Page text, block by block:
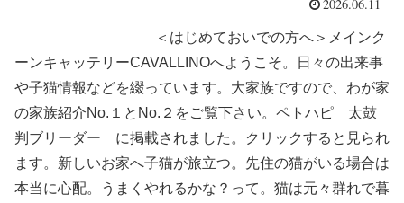
2026.06.11
＜はじめておいでの方へ＞メインク
ーンキャッテリーCAVALLINOへようこそ。日々の出来事
や子猫情報などを綴っています。大家族ですので、わが家
の家族紹介No.１とNo.２をご覧下さい。ペトハピ 太鼓
判ブリーダー に掲載されました。クリックすると見られ
ます。新しいお家へ子猫が旅立つ。先住の猫がいる場合は
本当に心配。うまくやれるかな？って。猫は元々群れで暮